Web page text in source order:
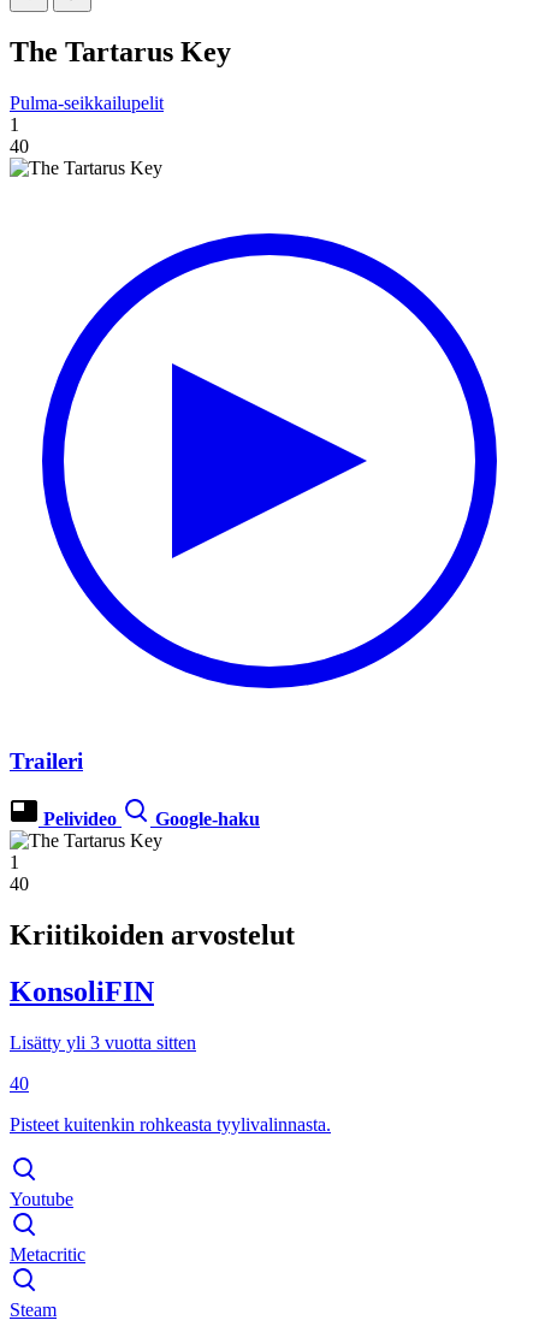
The Tartarus Key
Pulma-seikkailupelit
1
40
Traileri
Pelivideo Google-haku
1
40
Kriitikoiden arvostelut
KonsoliFIN
Lisätty yli 3 vuotta sitten
40
Pisteet kuitenkin rohkeasta tyylivalinnasta.
Youtube
Metacritic
Steam